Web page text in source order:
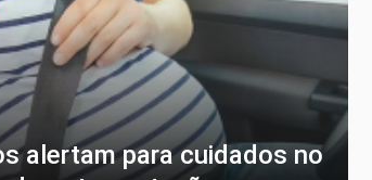
alertam para cuidados no